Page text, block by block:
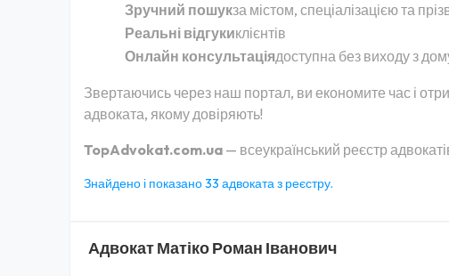
Зручний пошукза містом, спеціалізацією та
Реальні відгукиклієнтів
Онлайн консультаціядоступна без виходу з
Звертаючись через наш портал, ви економите час і
адвоката, якому довіряють!
TopAdvokat.com.ua — всеукраїнський реєстр
Знайдено і показано 33 адвоката з реєстру.
АдвокатМатіко Роман Іванович